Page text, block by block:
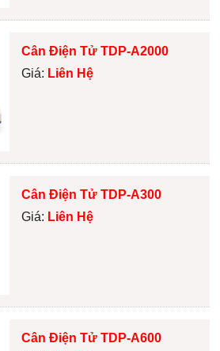
Cân Điện Tử TDP-A2000
Giá: Liên Hệ
Cân Điện Tử TDP-A300
Giá: Liên Hệ
Cân Điện Tử TDP-A600